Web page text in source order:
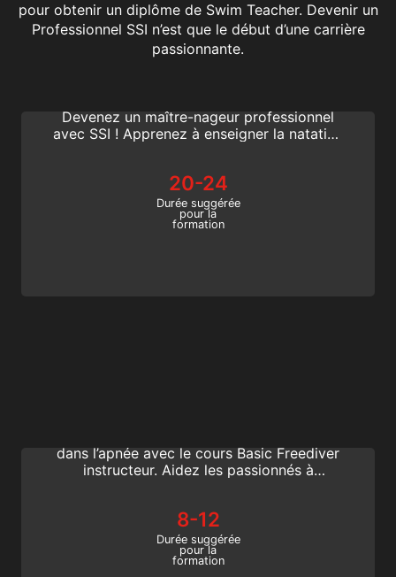
pour obtenir un diplôme de Swim Teacher. Devenir un
Professionnel SSI n’est que le début d’une carrière
passionnante.
Swim Teacher Adult
Devenez un maître-nageur professionnel
avec SSI ! Apprenez à enseigner la natation
Faites la différence ! Commencez dès
aujourd’hui !
20-24
Durée suggérée
pour la
formation
dans l’apnée avec le cours Basic Freediver
instructeur. Aidez les passionnés à
plongée en apnée avec ce programme
d’initiation.
8-12
Durée suggérée
pour la
formation